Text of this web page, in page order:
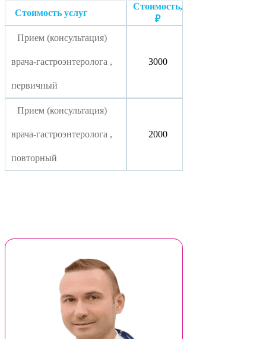
Стоимость услуг
Стоимость,
₽
Прием (консультация)
врача-гастроэнтеролога ,
первичный
3000
Прием (консультация)
врача-гастроэнтеролога ,
повторный
2000